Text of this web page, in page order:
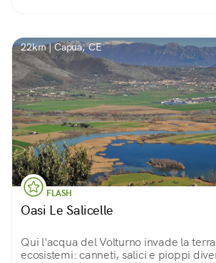
22km | Capua, CE
FLASH
Oasi Le Salicelle
Qui l'acqua del Volturno invade la
ecosistemi: canneti, salici e pioppi